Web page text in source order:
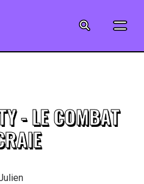
- LE COMBAT